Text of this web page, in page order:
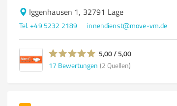
Iggenhausen 1, 32791 Lage
Tel. +49 5232 2189 innendienst@move-vm.de
5,00 / 5,00
17 Bewertungen (2 Quellen)